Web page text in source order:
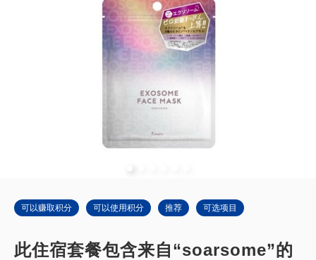
可以赚取积分 可以使用积分 推荐 可选项目
此住宿套餐包含来自“soarsome”的